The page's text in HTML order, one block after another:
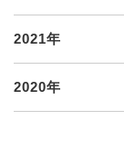
2021年
2020年